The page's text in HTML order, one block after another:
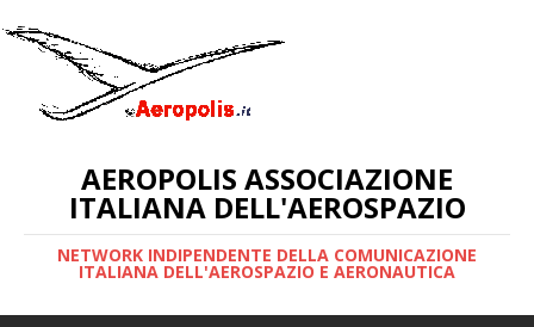
AEROPOLIS ASSOCIAZIONE
ITALIANA DELL'AEROSPAZIO
NETWORK INDIPENDENTE DELLA COMUNICAZIONE
ITALIANA DELL'AEROSPAZIO E AERONAUTICA